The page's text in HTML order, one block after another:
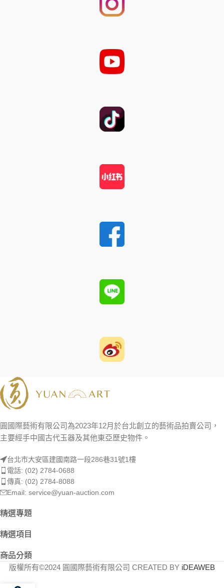
圓國際藝術有限公司為2023年12月於台北創立的藝術品拍賣公司，
主要經手中國古代玉器及其他東亞歷史物件。
台北市大安區建國南路一段286巷31號1樓
電話: (02) 2784-0688
傳真: (02) 2784-8088
Email: service@yuan-auction.com
精選專題
精選項目
商品分類
版權所有©2024 圓國際藝術有限公司 CREATED BY iDEAWEB